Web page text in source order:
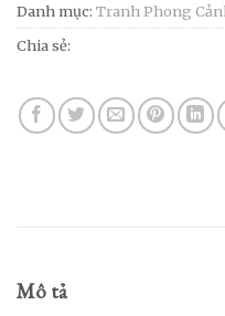
Danh mục: Tranh Phong
Chia sẻ:
Mô tả